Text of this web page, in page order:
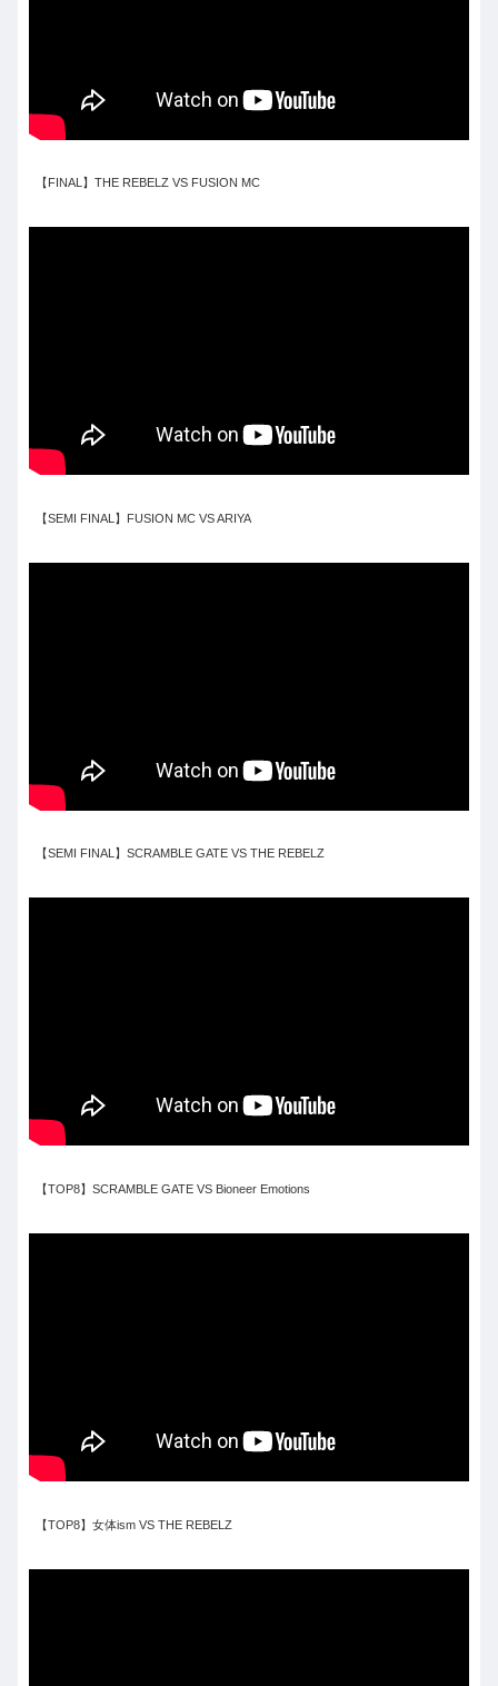
【FINAL】THE REBELZ VS FUSION MC
【SEMI FINAL】FUSION MC VS ARIYA
【SEMI FINAL】SCRAMBLE GATE VS THE REBELZ
【TOP8】SCRAMBLE GATE VS Bioneer Emotions
【TOP8】女体ism VS THE REBELZ